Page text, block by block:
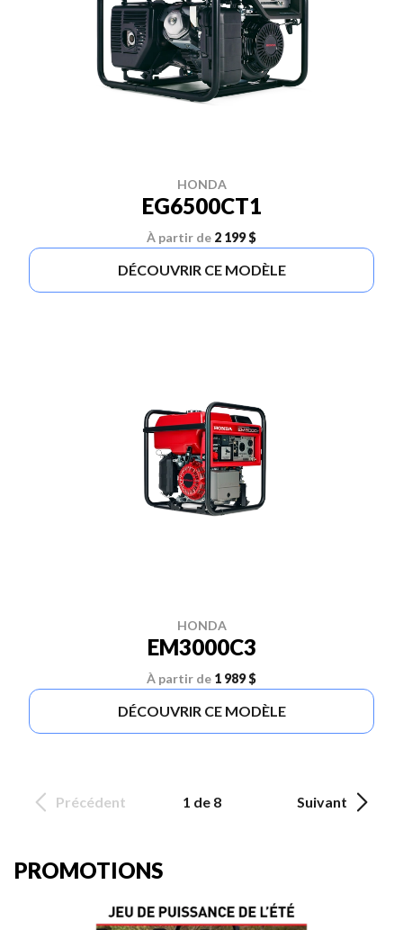
HONDA
EG6500CT1
À partir de 2 199 $
DÉCOUVRIR CE MODÈLE
HONDA
EM3000C3
À partir de 1 989 $
DÉCOUVRIR CE MODÈLE
Précédent 1 de 8 Suivant
PROMOTIONS